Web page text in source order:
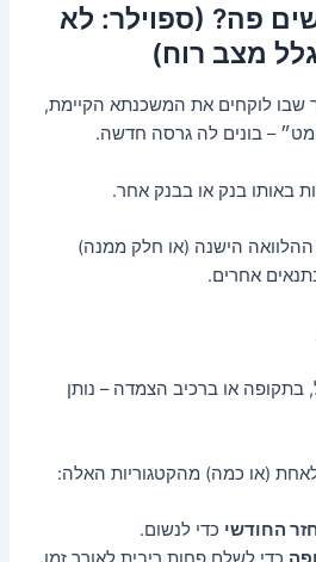
פה? (ספוילר: לא
מצב רוח)
שבו לוקחים את המשכנתא הקיימת,
– בונים לה גרסה חדשה.
באותו בנק או בבנק אחר.
ההלוואה הישנה (או חלק ממנה)
אחרים.
בתקופה או ברכיב הצמדה – נותן
(או כמה) מהקטגוריות האלה:
החודשי כדי לנשום.